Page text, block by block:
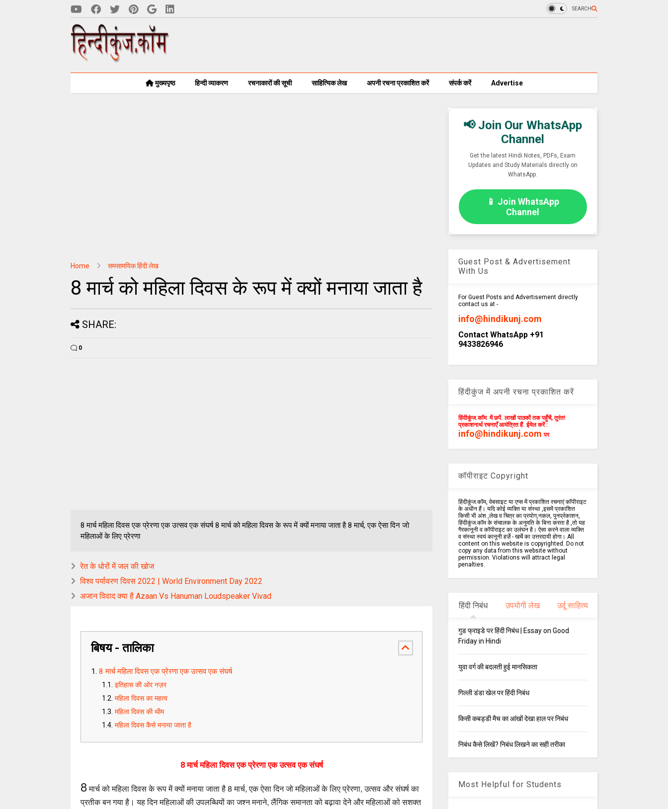
SEARCH
मुख्यपृष्ठ हिन्दी व्याकरण रचनाकारों की सूची साहित्यिक लेख अपनी रचना प्रकाशित करें संपर्क करें Advertise
Home समसामयिक हिंदी लेख
8 मार्च को महिला दिवस के रूप में क्यों मनाया जाता है
SHARE:
0
8 मार्च महिला दिवस एक प्रेरणा एक उत्सव एक संघर्ष 8 मार्च को महिला दिवस के रूप में क्यों मनाया जाता है 8 मार्च, एक ऐसा दिन जो
महिलाओं के लिए प्रेरणा
रेत के धोरों में जल की खोज
विश्व पर्यावरण दिवस 2022 | World Environment Day 2022
अजान विवाद क्या है Azaan Vs Hanuman Loudspeaker Vivad
बिषय - तालिका
8 मार्च महिला दिवस एक प्रेरणा एक उत्सव एक संघर्ष
इतिहास की ओर नज़र
महिला दिवस का महत्व
महिला दिवस की थीम
महिला दिवस कैसे मनाया जाता है
8 मार्च महिला दिवस एक प्रेरणा एक उत्सव एक संघर्ष
8मार्च को महिला दिवस के रूप में क्यों मनाया जाता है 8 मार्च, एक ऐसा दिन जो महिलाओं के लिए प्रेरणा, उत्सव और संघर्ष का
प्रतीक बन गया है। यह दिन महिलाओं की उपलब्धियों का जश्न मनाने, लैंगिक समानता को बढ़ावा देने और महिलाओं को सशक्त
📢 Join Our WhatsApp
Channel
Get the latest Hindi Notes, PDFs, Exam
Updates and Study Materials directly on
WhatsApp.
📱 Join WhatsApp
Channel
Guest Post & Advertisement
With Us
For Guest Posts and Advertisement directly
contact us at -
info@hindikunj.com
Contact WhatsApp +91
9433826946
हिंदीकुंज में अपनी रचना प्रकाशित करें
हिंदीकुंज.कॉम में छपें. लाखों पाठकों तक पहुँचें, तुरंत!
प्रकाशनार्थ रचनाएँ आमंत्रित हैं. ईमेल करें :
info@hindikunj.com पर
कॉपीराइट Copyright
हिंदीकुंज.कॉम, वेबसाइट या एप्स में प्रकाशित रचनाएं कॉपीराइट
के अधीन हैं। यदि कोई व्यक्ति या संस्था ,इसमें प्रकाशित
किसी भी अंश ,लेख व चित्र का प्रयोग,नकल, पुनर्प्रकाशन,
हिंदीकुंज.कॉम के संचालक के अनुमति के बिना करता है ,तो यह
गैरकानूनी व कॉपीराइट का उलंघन है। ऐसा करने वाला व्यक्ति
व संस्था स्वयं कानूनी हर्ज़े - खर्चे का उत्तरदायी होगा। All
content on this website is copyrighted. Do not
copy any data from this website without
permission. Violations will attract legal
penalties.
हिंदी निबंध उपयोगी लेख उर्दू साहित्य
गुड फ्राइडे पर हिंदी निबंध | Essay on Good
Friday in Hindi
युवा वर्ग की बदलती हुई मानसिकता
गिल्ली डंडा खेल पर हिंदी निबंध
किसी कबड्डी मैच का आंखों देखा हाल पर निबंध
निबंध कैसे लिखें? निबंध लिखने का सही तरीका
Most Helpful for Students